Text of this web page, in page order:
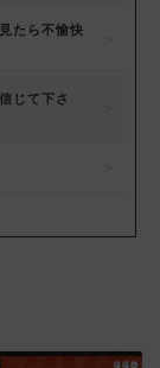
たら不愉快
じて下さ